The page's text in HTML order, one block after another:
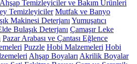
Ahşap Temizleyiciler ve Bakım Ürünleri
Temizleyiciler Mutfak ve Banyo
Makinesi Deterjanı Yumuşatıcı
Bulaşık Deterjanı Çamaşır Leke
Pazar Arabası ve Çantası Eğlence
Puzzle Hobi Malzemeleri Hobi
Ahşap Boyaları Akrilik Boyalar